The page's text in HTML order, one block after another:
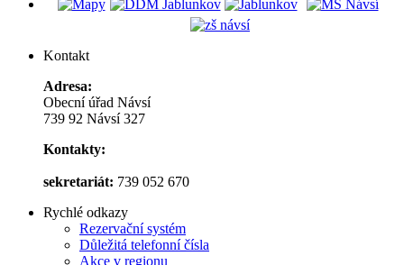
Kontakt
Adresa:
Obecní úřad Návsí
739 92 Návsí 327
Kontakty:
sekretariát: 739 052 670
Rychlé odkazy
Rezervační systém
Důležitá telefonní čísla
Akce v regionu